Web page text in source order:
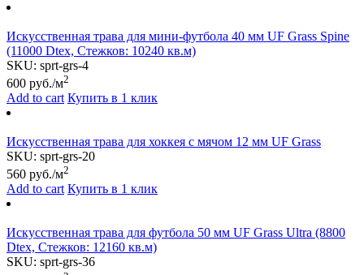
Искусственная трава для мини-футбола 40 мм UF Grass Spine
(11000 Dtex, Стежков: 10240 кв.м)
SKU: sprt-grs-4
600 руб./м2
Add to cart Купить в 1 клик
Искусственная трава для хоккея с мячом 12 мм UF Grass
SKU: sprt-grs-20
560 руб./м2
Add to cart Купить в 1 клик
Искусственная трава для футбола 50 мм UF Grass Ultra (8800
Dtex, Стежков: 12160 кв.м)
SKU: sprt-grs-36